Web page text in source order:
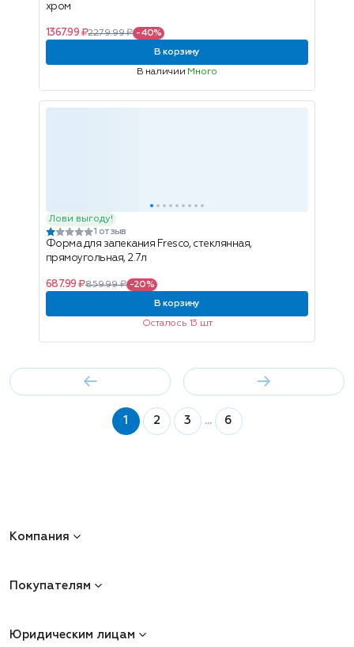
хром
1367.99 ₽2279.99 ₽ -40%
В корзину
В наличии Много
Лови выгоду!
1 отзыв
Форма для запекания Fresco, стеклянная,
прямоугольная, 2.7л
687.99 ₽859.99 ₽ -20%
В корзину
Осталось 13 шт
1 2 3 ... 6
Компания
Покупателям
Юридическим лицам